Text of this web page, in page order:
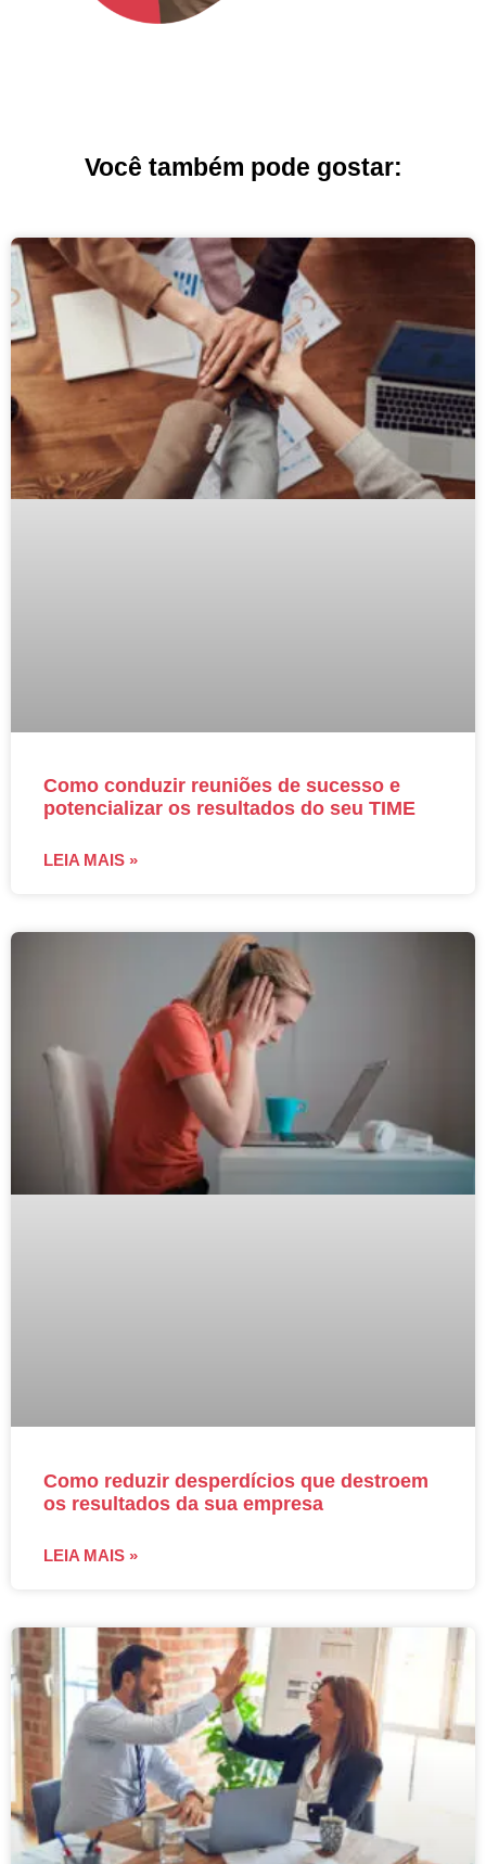
Você também pode gostar:
Como conduzir reuniões de sucesso e
potencializar os resultados do seu TIME
LEIA MAIS »
Como reduzir desperdícios que destroem
os resultados da sua empresa
LEIA MAIS »